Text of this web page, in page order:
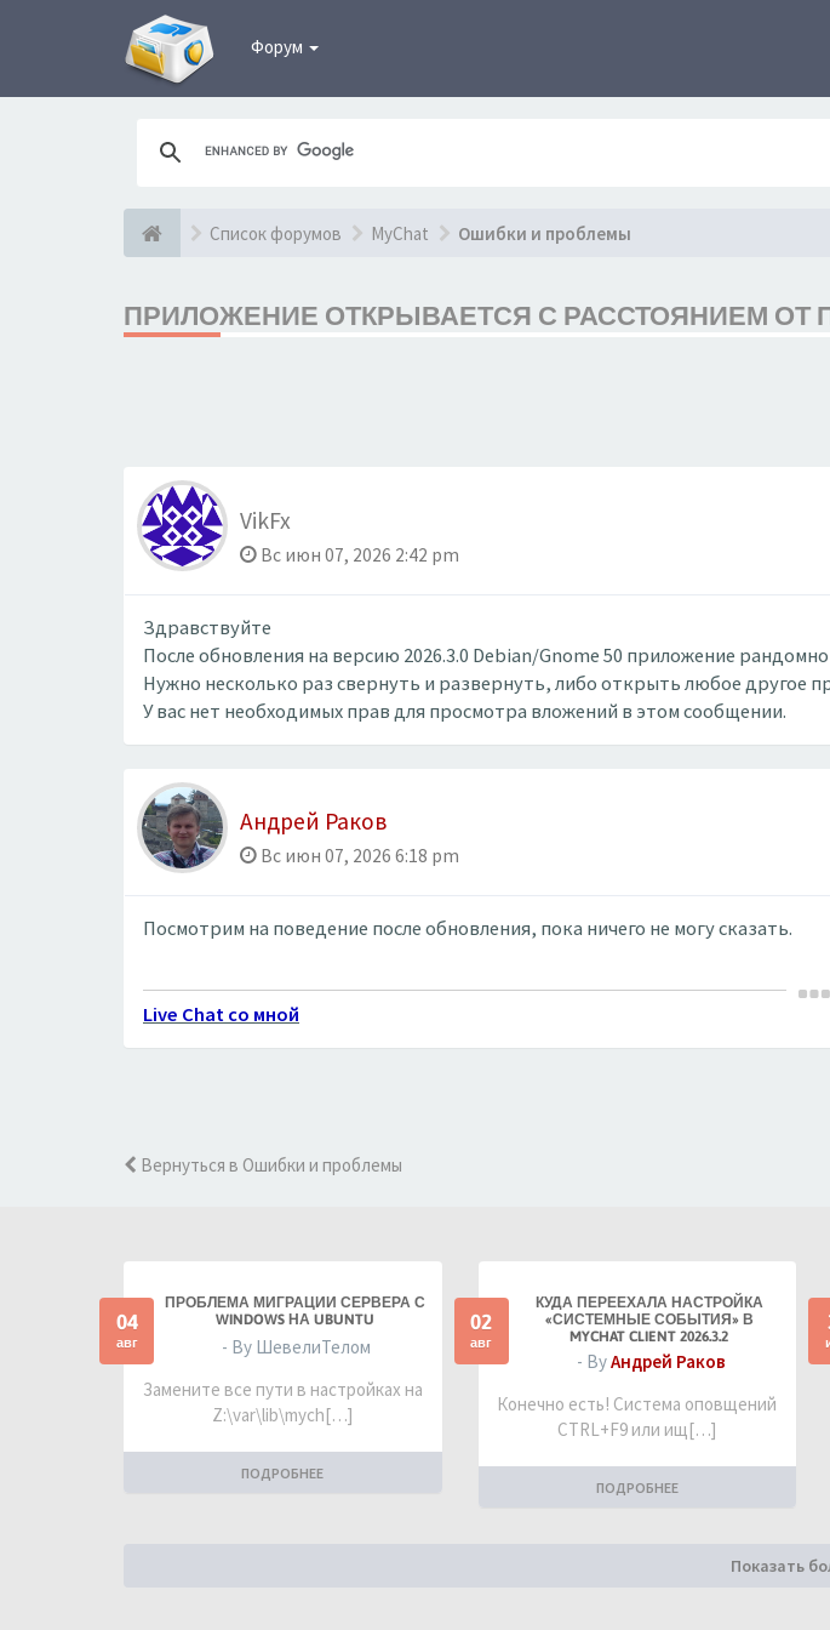
Форум
Список форумов MyChat Ошибки и проблемы
ПРИЛОЖЕНИЕ ОТКРЫВАЕТСЯ С РАССТОЯНИЕМ ОТ
VikFx
Вс июн 07, 2026 2:42 pm
Здравствуйте
После обновления на версию 2026.3.0 Debian/Gnome 50 приложение
Нужно несколько раз свернуть и развернуть, либо открыть любое другое
У вас нет необходимых прав для просмотра вложений в этом сообщении.
Андрей Раков
Вс июн 07, 2026 6:18 pm
Посмотрим на поведение после обновления, пока ничего не могу сказать.
Live Chat со мной
Вернуться в Ошибки и проблемы
04
авг
ПРОБЛЕМА МИГРАЦИИ СЕРВЕРА С
WINDOWS НА UBUNTU
- By ШевелиТелом
Замените все пути в настройках на
Z:\var\lib\mych[…]
ПОДРОБНЕЕ
02
авг
КУДА ПЕРЕЕХАЛА НАСТРОЙКА
«СИСТЕМНЫЕ СОБЫТИЯ» В
MYCHAT CLIENT 2026.3.2
- ByАндрей Раков
Конечно есть! Система оповщений
CTRL+F9 или ищ[…]
ПОДРОБНЕЕ
Показать